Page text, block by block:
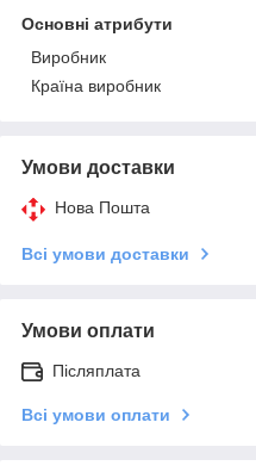
Основні атрибути
Виробник
Країна виробник
Умови доставки
Нова Пошта
Всі умови доставки
Умови оплати
Післяплата
Всі умови оплати